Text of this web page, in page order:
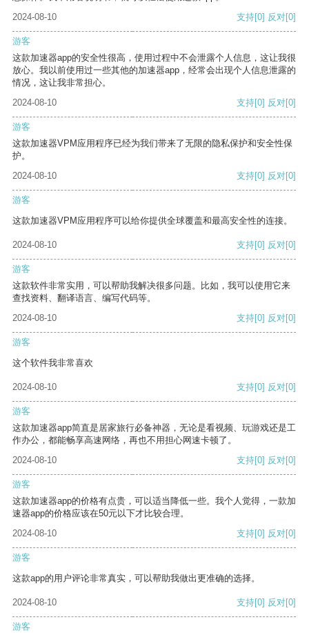
2024-08-10
支持[0] 反对[0]
游客
这款加速器app的安全性很高，使用过程中不会泄露个人信息，这让我很
放心。我以前使用过一些其他的加速器app，经常会出现个人信息泄露的
情况，这让我非常担心。
2024-08-10
支持[0] 反对[0]
游客
这款加速器VPM应用程序已经为我们带来了无限的隐私保护和安全性保
护。
2024-08-10
支持[0] 反对[0]
游客
这款加速器VPM应用程序可以给你提供全球覆盖和最高安全性的连接。
2024-08-10 支持[0] 反对[0]
游客
这款软件非常实用，可以帮助我解决很多问题。比如，我可以使用它来
查找资料、翻译语言、编写代码等。
2024-08-10
支持[0] 反对[0]
游客
这个软件我非常喜欢
2024-08-10 支持[0] 反对[0]
游客
这款加速器app简直是居家旅行必备神器，无论是看视频、玩游戏还是工
作办公，都能畅享高速网络，再也不用担心网速卡顿了。
2024-08-10
支持[0] 反对[0]
游客
这款加速器app的价格有点贵，可以适当降低一些。我个人觉得，一款加
速器app的价格应该在50元以下才比较合理。
2024-08-10
支持[0] 反对[0]
游客
这款app的用户评论非常真实，可以帮助我做出更准确的选择。
2024-08-10 支持[0] 反对[0]
游客